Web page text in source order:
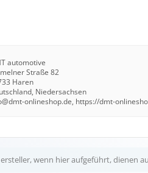
automotive
Straße 82
Haren
Niedersachsen
onlineshop.de, https://dmt-
wenn hier aufgeführt, dienen